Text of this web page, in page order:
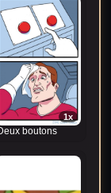
1x
boutons